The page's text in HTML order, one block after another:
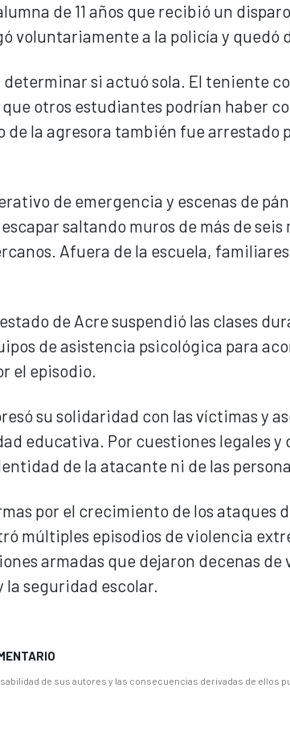
de 11 años que recibió un
voluntariamente a la policía y quedó
si actuó sola. El teniente
otros estudiantes podrían haber
de la agresora también fue arrestado
de emergencia y escenas de
saltando muros de más de
Afuera de la escuela,
de Acre suspendió las clases
de asistencia psicológica para
el episodio.
su solidaridad con las víctimas y
educativa. Por cuestiones legales y
de la atacante ni de las
por el crecimiento de los ataques
múltiples episodios de violencia
armadas que dejaron decenas
la seguridad escolar.
de sus autores y las consecuencias derivadas de ellos